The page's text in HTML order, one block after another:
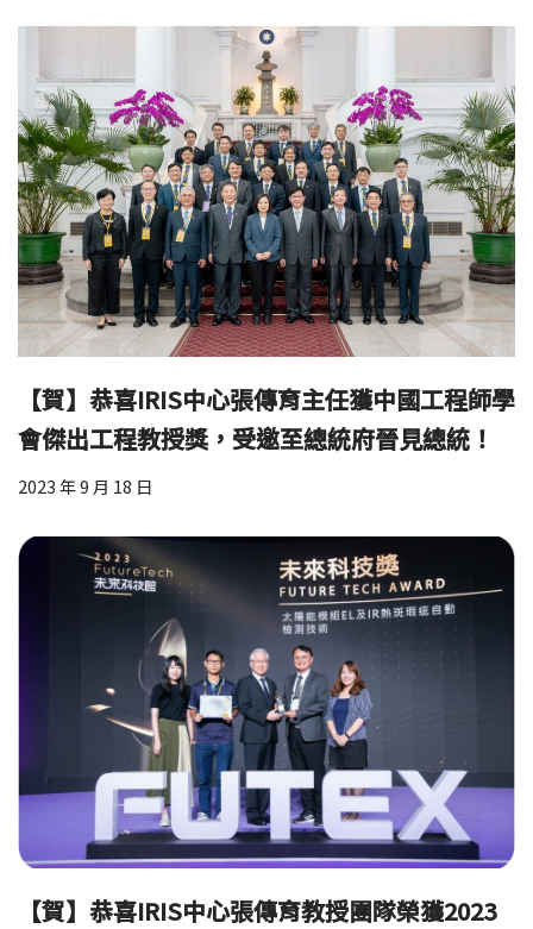
【賀】恭喜IRIS中心張傳育主任獲中國工程師學
會傑出工程教授獎，受邀至總統府晉見總統！
2023 年 9 月 18 日
【賀】恭喜IRIS中心張傳育教授團隊榮獲2023